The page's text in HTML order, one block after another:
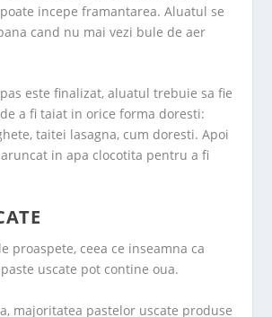
incepe framantarea. Aluatul se
cand nu mai vezi bule de aer
este finalizat, aluatul trebuie sa fie
a fi taiat in orice forma doresti:
taitei lasagna, cum doresti. Apoi
in apa clocotita pentru a fi
proaspete, ceea ce inseamna ca
uscate pot contine oua.
majoritatea pastelor uscate produse